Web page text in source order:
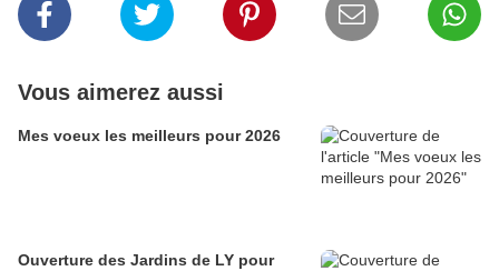
Vous aimerez aussi
Mes voeux les meilleurs pour 2026
Ouverture des Jardins de LY pour